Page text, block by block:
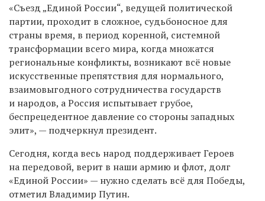
«Съезд „Единой России“, ведущей политической
партии, проходит в сложное, судьбоносное для
страны время, в период коренной, системной
трансформации всего мира, когда множатся
региональные конфликты, возникают всё новые
искусственные препятствия для нормального,
взаимовыгодного сотрудничества государств
и народов, а Россия испытывает грубое,
беспрецедентное давление со стороны западных
элит», — подчеркнул президент.
Сегодня, когда весь народ поддерживает Героев
на передовой, верит в наши армию и флот, долг
«Единой России» — нужно сделать всё для Победы,
отметил Владимир Путин.